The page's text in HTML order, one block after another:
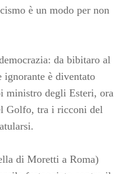
è un modo per non
da bibitaro al
ignorante è diventato
ministro degli Esteri, ora
Golfo, tra i ricconi del
di Moretti a Roma)